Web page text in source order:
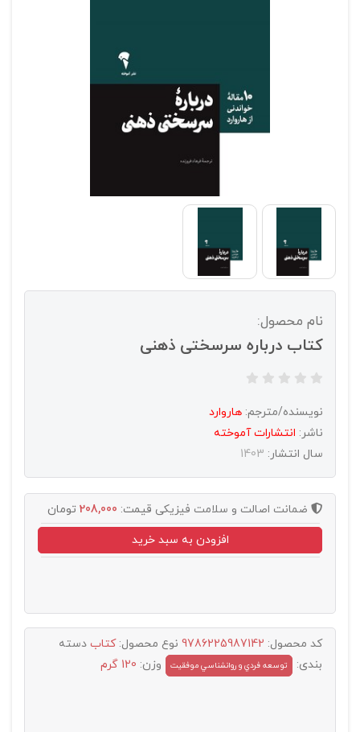
نام محصول:
کتاب درباره سرسختی ذهنی
نویسنده/مترجم: هاروارد
ناشر: انتشارات آموخته
سال انتشار: 1403
ضمانت اصالت و سلامت فیزیکی قیمت: 208,000 تومان
افزودن به سبد خرید
کد محصول: 9786225987142 نوع محصول:کتاب دسته
بندی:
توسعه فردي و روانشناسي موفقيت وزن: 120 گرم